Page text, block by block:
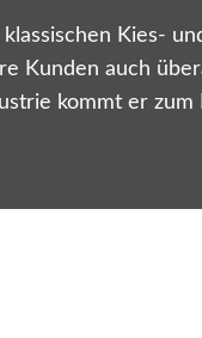
Kies-
Kunden auch
kommt er zum